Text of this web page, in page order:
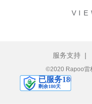
服务支持 |
©2020 Rapoo雷